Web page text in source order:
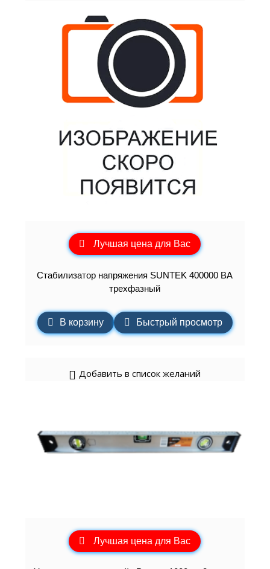
Лучшая цена для Вас
Стабилизатор напряжения SUNTEK 400000 ВА
трехфазный
В корзину Быстрый просмотр
Добавить в список желаний
Лучшая цена для Вас